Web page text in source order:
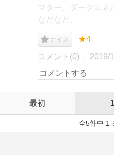
マター、ダークエ
などなど、
ナイス ★4
コメント(0) 2019/
最初 1
全5件中